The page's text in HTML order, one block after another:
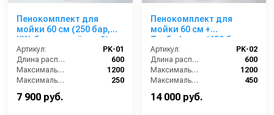
Пенокомплект для
мойки 60 см (250 бар,
KW, быстросъёмный)
AVD-01
Артикул:
PK-01
Длина распылительного копья (мм):
600
Максимальная производительность по воде (л/ч):
1200
Максимальное рабочее давление (бар):
250
7 900 руб.
Пенокомплект для
мойки 60 см +
Турбофреза (450 бар,
KW, быстросъёмный)
AVD-02
Артикул:
PK-02
Длина распылительного копья (мм):
600
Максимальная производительность по воде (л/ч):
1200
Максимальное рабочее давление (бар):
450
Объём бака для моющего средства (л):
14 000 руб.